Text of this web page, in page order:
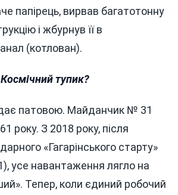
папірець, вирвав багатотонну
і жбурнув її в
(котлован).
Космічний тупик?
патовою. Майданчик № 31
року. З 2018 року, після
«Гагарінського старту»
усе навантаження лягло на
Тепер, коли єдиний робочий